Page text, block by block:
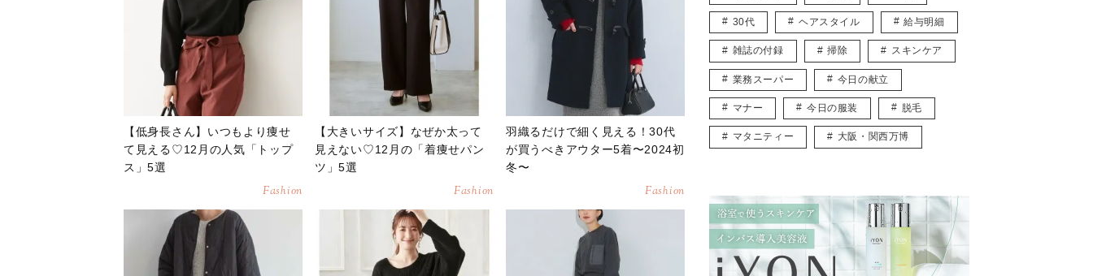
【低身長さん】いつもより痩せ
て見える♡12月の人気「トップ
ス」5選
Fashion
【大きいサイズ】なぜか太って
見えない♡12月の「着痩せパン
ツ」5選
Fashion
羽織るだけで細く見える！30代
が買うべきアウター5着〜2024初
冬〜
Fashion
30代 ヘアスタイル 給与明細
雑誌の付録 掃除 スキンケア
業務スーパー 今日の献立
マナー 今日の服装 脱毛
マタニティー 大阪・関西万博